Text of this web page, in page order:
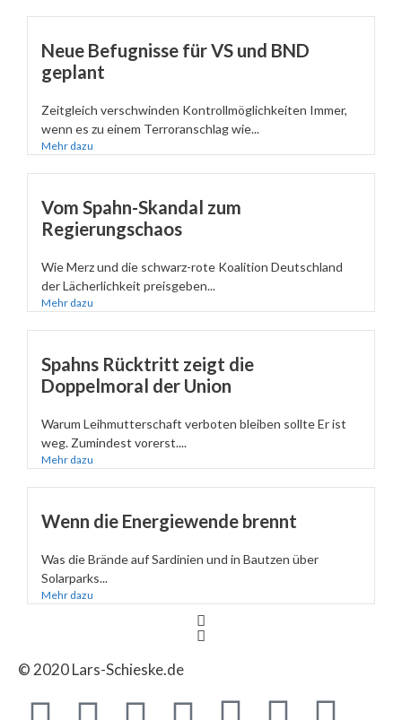
Neue Befugnisse für VS und BND
geplant
Zeitgleich verschwinden Kontrollmöglichkeiten Immer,
wenn es zu einem Terroranschlag wie...
Mehr dazu
Vom Spahn-Skandal zum
Regierungschaos
Wie Merz und die schwarz-rote Koalition Deutschland
der Lächerlichkeit preisgeben...
Mehr dazu
Spahns Rücktritt zeigt die
Doppelmoral der Union
Warum Leihmutterschaft verboten bleiben sollte Er ist
weg. Zumindest vorerst....
Mehr dazu
Wenn die Energiewende brennt
Was die Brände auf Sardinien und in Bautzen über
Solarparks...
Mehr dazu
© 2020 Lars-Schieske.de